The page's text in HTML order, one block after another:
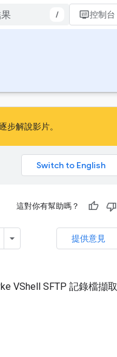
/ 控制台
步解說影片。
這對你有幫助嗎？
提供意見
VShell SFTP 記錄檔擷取